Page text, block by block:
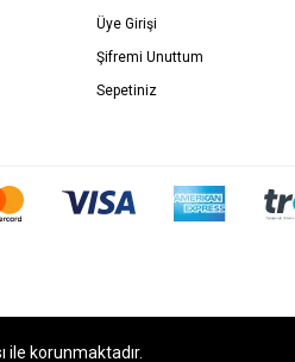
Üye Girişi
Şifremi Unuttum
Sepetiniz
ile korunmaktadır.